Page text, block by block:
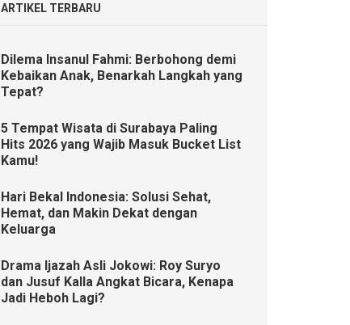
ARTIKEL TERBARU
Dilema Insanul Fahmi: Berbohong demi
Kebaikan Anak, Benarkah Langkah yang
Tepat?
5 Tempat Wisata di Surabaya Paling
Hits 2026 yang Wajib Masuk Bucket List
Kamu!
Hari Bekal Indonesia: Solusi Sehat,
Hemat, dan Makin Dekat dengan
Keluarga
Drama Ijazah Asli Jokowi: Roy Suryo
dan Jusuf Kalla Angkat Bicara, Kenapa
Jadi Heboh Lagi?